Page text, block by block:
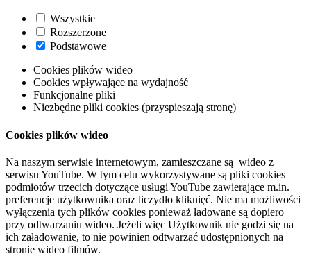
Wszystkie
Rozszerzone
Podstawowe
Cookies plików wideo
Cookies wpływające na wydajność
Funkcjonalne pliki
Niezbędne pliki cookies (przyspieszają stronę)
Cookies plików wideo
Na naszym serwisie internetowym, zamieszczane są wideo z
serwisu YouTube. W tym celu wykorzystywane są pliki cookies
podmiotów trzecich dotyczące usługi YouTube zawierające m.in.
preferencje użytkownika oraz liczydło kliknięć. Nie ma możliwości
wyłączenia tych plików cookies ponieważ ładowane są dopiero
przy odtwarzaniu wideo. Jeżeli więc Użytkownik nie godzi się na
ich załadowanie, to nie powinien odtwarzać udostępnionych na
stronie wideo filmów.